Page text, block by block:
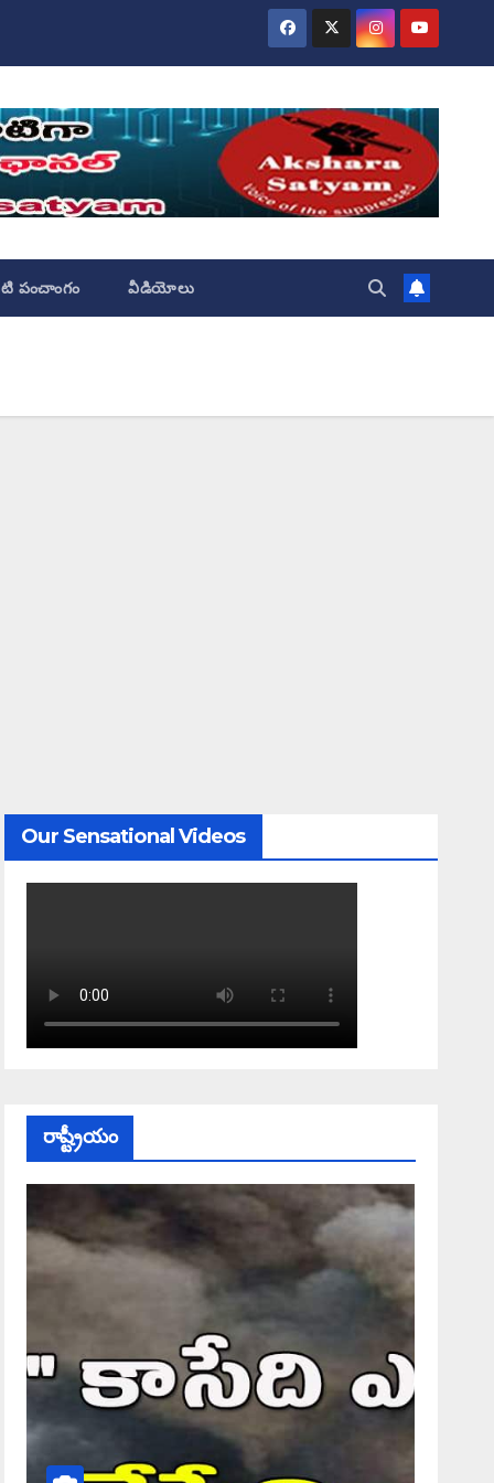
పంచాంగం వీడియోలు
Our Sensational Videos
రాష్ట్రీయం